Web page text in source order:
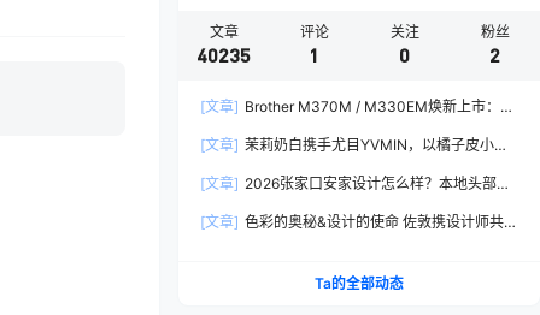
文章
40235
评论
1
关注
0
粉丝
2
[文章] Brother M370M / M330EM焕新上市：软
[文章] 茉莉奶白携手尤目YVMIN，以橘子皮小熊
[文章] 2026张家口安家设计怎么样？本地头部全
[文章] 色彩的奥秘&设计的使命 佐敦携设计师共探
Ta的全部动态